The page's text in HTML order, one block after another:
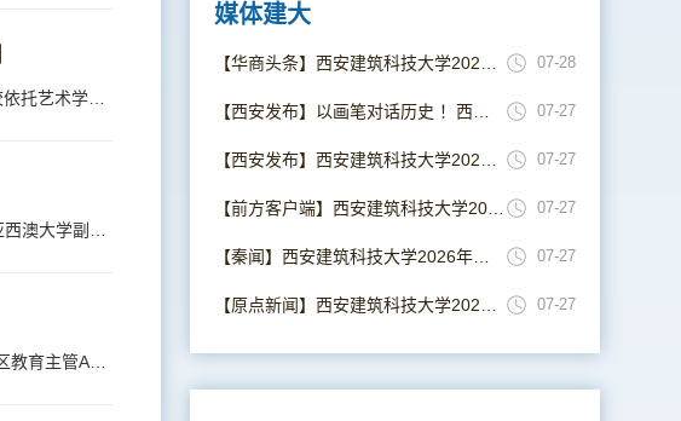
媒体建大
07-28
07-27
07-27
07-27
07-27
07-27